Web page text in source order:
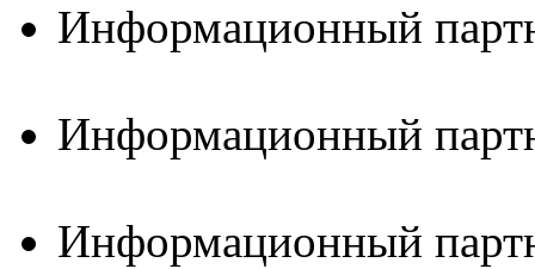
Информационный
Информационный
Информационный